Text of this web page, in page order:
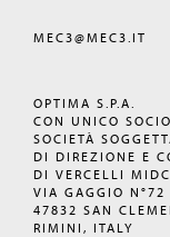
MEC3@MEC3.IT
OPTIMA S.P.A.
CON UNICO
SOCIETÀ
DI DIREZIONE E
DI VERCELLI
VIA GAGGIO N°72
47832 SAN
RIMINI, ITALY